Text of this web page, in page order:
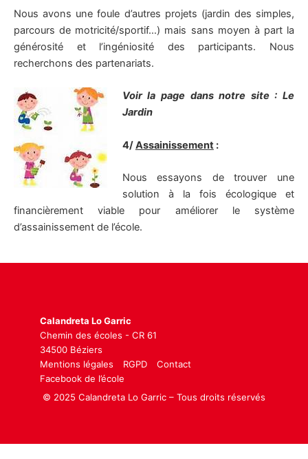
Nous avons une foule d’autres projets (jardin des simples,
parcours de motricité/sportif…) mais sans moyen à part la
générosité et l’ingéniosité des participants. Nous
recherchons des partenariats.
Voir la page dans notre site : Le
Jardin
4/Assainissement:
Nous essayons de trouver une
solution à la fois écologique et
financièrement viable pour améliorer le système
d’assainissement de l’école.
Calandreta Lo Garric
Chemin des écoles - CR 61
34500 Béziers
Mentions légales
RGPD
Contact
Facebook de l’école
© 2025 Calandreta Lo Garric – Tous droits réservés